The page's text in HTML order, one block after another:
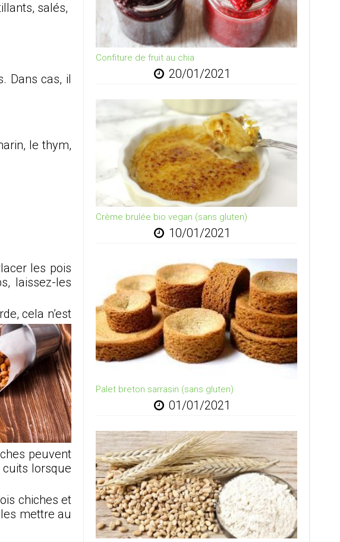
Confiture de fruit au chia
20/01/2021
Crème brulée bio vegan (sans gluten)
10/01/2021
Palet breton sarrasin (sans gluten)
01/01/2021
salés,
Dans cas, il
le thym,
les pois
laissez-les
cela n’est
peuvent
lorsque
chiches et
mettre au